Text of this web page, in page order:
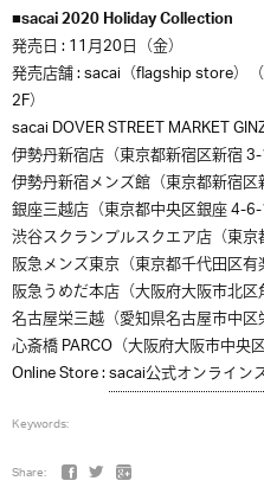
■sacai 2020 Holiday Collection
発売日 : 11月20日（金）
発売店舗 : sacai（flagship store）
2F）
sacai DOVER STREET MARKET
伊勢丹新宿店（東京都新宿区新宿 3-
伊勢丹新宿メンズ館（東京都新宿
銀座三越店（東京都中央区銀座 4-6-
渋谷スクランブルスクエア店（東
阪急メンズ東京（東京都千代田区有
阪急うめだ本店（大阪府大阪市北区
名古屋栄三越（愛知県名古屋市中区
心斎橋 PARCO（大阪府大阪市中央
Online Store :sacai公式オンライン
Keywords:
Share: